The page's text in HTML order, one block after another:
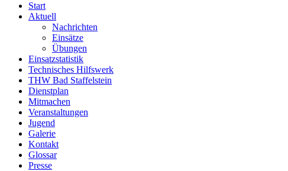
Start
Aktuell
Nachrichten
Einsätze
Übungen
Einsatzstatistik
Technisches Hilfswerk
THW Bad Staffelstein
Dienstplan
Mitmachen
Veranstaltungen
Jugend
Galerie
Kontakt
Glossar
Presse